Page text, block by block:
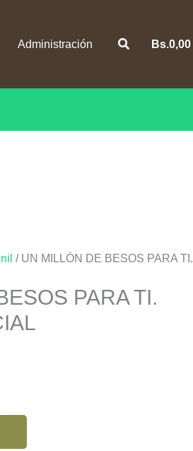
Administración BuscarBs.0,00
/ UN MILLÓN DE BESOS PARA TI.
PARA TI.